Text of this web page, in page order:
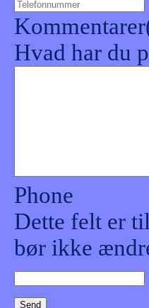
Kommentarer
Hvad har du
Phone
Dette felt er
bør ikke